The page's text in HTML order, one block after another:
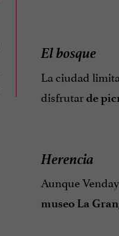
El bosque
La ciudad
disfrutarde
Herencia
Aunque
museo La